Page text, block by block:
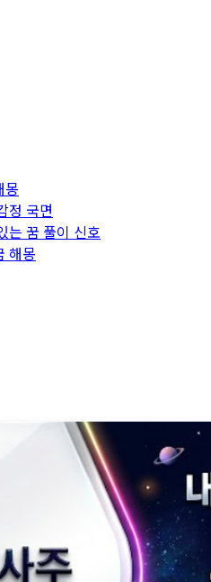
몽
정 국면
는 꿈 풀이 신호
해몽